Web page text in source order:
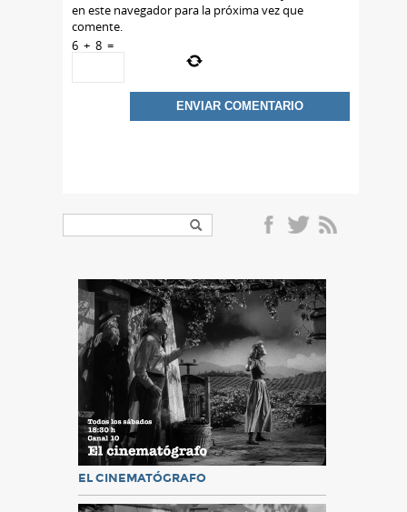
en este navegador para la próxima vez que
comente.
6 + 8 =
EL CINEMATÓGRAFO